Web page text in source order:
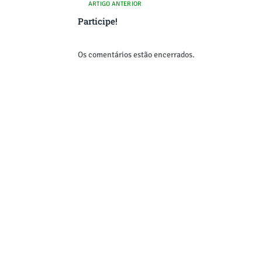
ARTIGO ANTERIOR
Participe!
Os comentários estão encerrados.